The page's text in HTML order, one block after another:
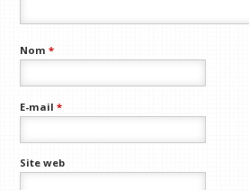
Nom*
E-mail*
Site web